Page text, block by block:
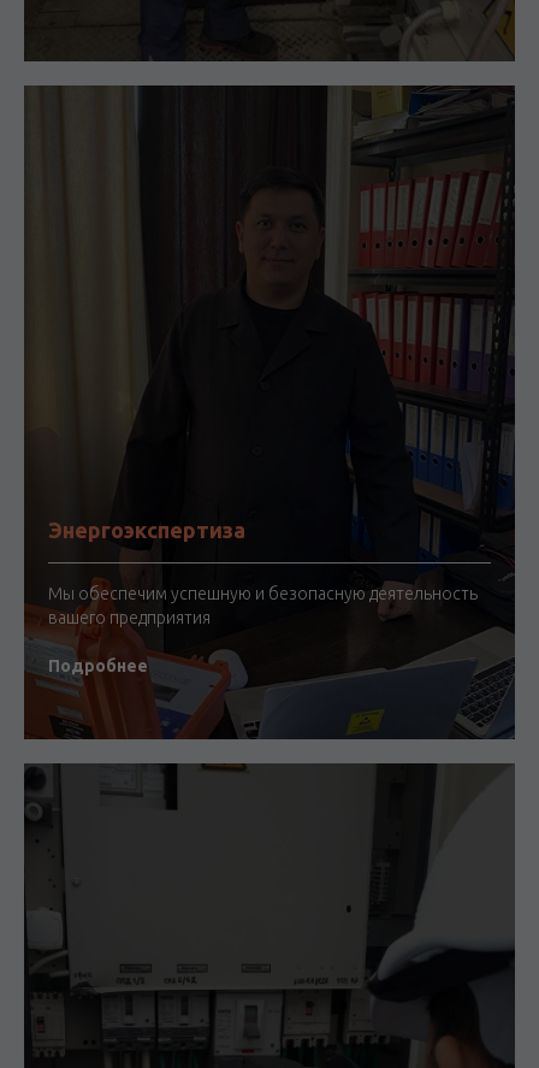
Энергоэкспертиза
Мы обеспечим успешную и безопасную деятельность
вашего предприятия
Подробнее